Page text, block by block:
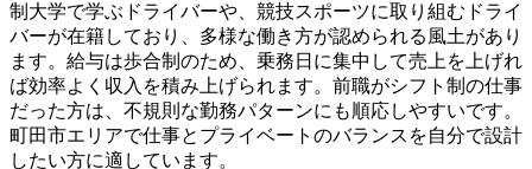
制大学で学ぶドライバーや、競技スポーツに取り組むドライ
バーが在籍しており、多様な働き方が認められる風土があり
ます。給与は歩合制のため、乗務日に集中して売上を上げれ
ば効率よく収入を積み上げられます。前職がシフト制の仕事
だった方は、不規則な勤務パターンにも順応しやすいです。
町田市エリアで仕事とプライベートのバランスを自分で設計
したい方に適しています。